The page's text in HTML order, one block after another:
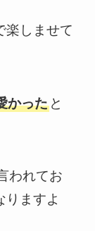
楽しませて
かったと
われてお
りますよ